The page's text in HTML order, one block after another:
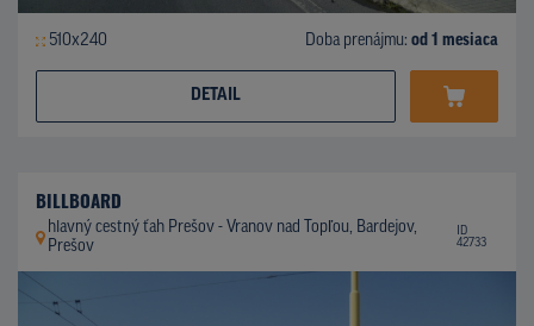
510x240 Doba prenájmu: od 1 mesiaca
DETAIL
BILLBOARD
hlavný cestný ťah Prešov - Vranov nad Topľou, Bardejov,
Prešov
ID
42733